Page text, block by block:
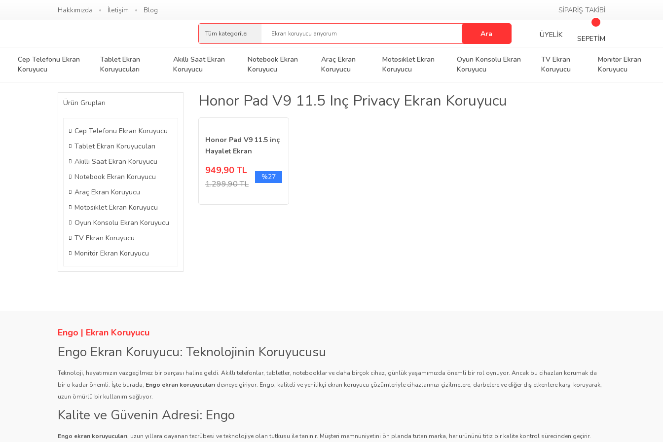
Hakkımızda İletişim Blog SİPARİŞ TAKİBİ
Ara ÜYELİK SEPETİM
Cep Telefonu Ekran
Koruyucu
Tablet Ekran
Koruyucuları
Akıllı Saat Ekran
Koruyucu
Notebook Ekran
Koruyucu
Araç Ekran
Koruyucu
Motosiklet Ekran
Koruyucu
Oyun Konsolu Ekran
Koruyucu
TV Ekran
Koruyucu
Monitör Ekran
Koruyucu
Ürün Grupları
Cep Telefonu Ekran Koruyucu
Tablet Ekran Koruyucuları
Akıllı Saat Ekran Koruyucu
Notebook Ekran Koruyucu
Araç Ekran Koruyucu
Motosiklet Ekran Koruyucu
Oyun Konsolu Ekran Koruyucu
TV Ekran Koruyucu
Monitör Ekran Koruyucu
Honor Pad V9 11.5 Inç Privacy Ekran Koruyucu
Honor Pad V9 11.5 inç
Hayalet Ekran
949,90 TL
1.299,90 TL
%27
Engo | Ekran Koruyucu
Engo Ekran Koruyucu: Teknolojinin Koruyucusu
Teknoloji, hayatımızın vazgeçilmez bir parçası haline geldi. Akıllı telefonlar, tabletler, notebooklar ve daha birçok cihaz, günlük yaşamımızda önemli bir rol oynuyor. Ancak bu cihazları korumak da
bir o kadar önemli. İşte burada, Engo ekran koruyucuları devreye giriyor. Engo, kaliteli ve yenilikçi ekran koruyucu çözümleriyle cihazlarınızı çizilmelere, darbelere ve diğer dış etkenlere karşı koruyarak,
uzun ömürlü bir kullanım sağlıyor.
Kalite ve Güvenin Adresi: Engo
Engo ekran koruyucuları, uzun yıllara dayanan tecrübesi ve teknolojiye olan tutkusu ile tanınır. Müşteri memnuniyetini ön planda tutan marka, her ürününü titiz bir kalite kontrol sürecinden geçirir.